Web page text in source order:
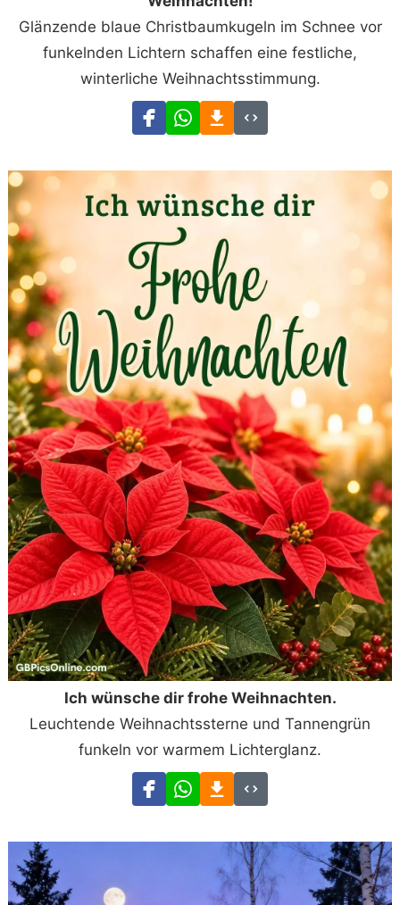
Glänzende blaue Christbaumkugeln im Schnee vor
funkelnden Lichtern schaffen eine festliche,
winterliche Weihnachtsstimmung.
Ich wünsche dir frohe Weihnachten.
Leuchtende Weihnachtssterne und Tannengrün
funkeln vor warmem Lichterglanz.